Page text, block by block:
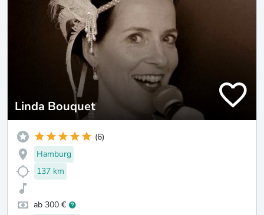
Linda Bouquet
(6)
Hamburg
137 km
ab 300 €